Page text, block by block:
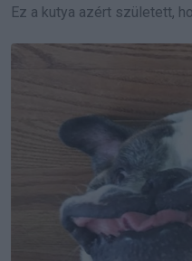
Ez a kutya azért született,